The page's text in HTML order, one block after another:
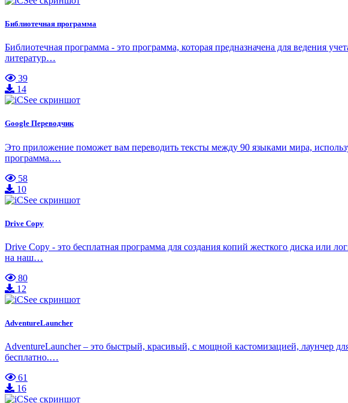
Библиотечная программа
Библиотечная программа - это программа, которая предназначена для ведения
литератур…
39
14
Google Переводчик
Это приложение поможет вам переводить тексты между 90 языками мира,
программа.…
58
10
Drive Copy
Drive Copy - это бесплатная программа для создания копий жесткого диска или
на наш…
80
12
AdventureLauncher
AdventureLauncher – это быстрый, красивый, с мощной кастомизацией, лаунчер
бесплатно.…
61
16